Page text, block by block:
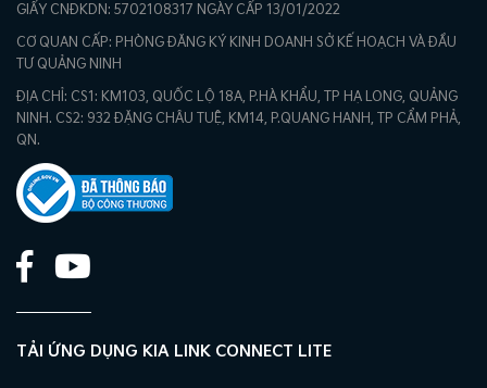
GIẤY CNĐKDN: 5702108317 NGÀY CẤP 13/01/2022
CƠ QUAN CẤP: PHÒNG ĐĂNG KÝ KINH DOANH SỞ KẾ HOẠCH VÀ ĐẦU
TƯ QUẢNG NINH
ĐỊA CHỈ: CS1: KM103, QUỐC LỘ 18A, P.HÀ KHẨU, TP HẠ LONG, QUẢNG
NINH. CS2: 932 ĐẶNG CHÂU TUỆ, KM14, P.QUANG HANH, TP CẨM PHẢ,
QN.
TẢI ỨNG DỤNG KIA LINK CONNECT LITE